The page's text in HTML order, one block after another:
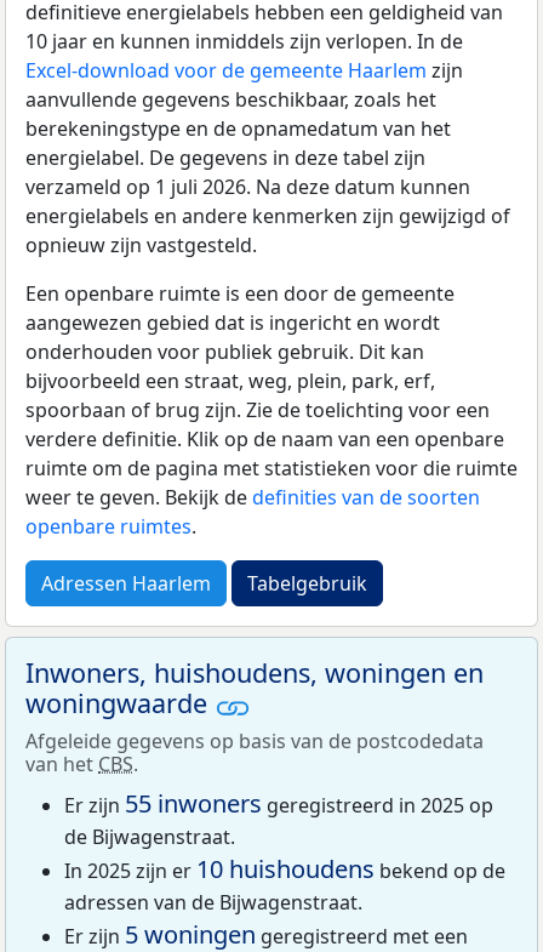
definitieve energielabels hebben een geldigheid van
10 jaar en kunnen inmiddels zijn verlopen. In de
Excel-download voor de gemeente Haarlem zijn
aanvullende gegevens beschikbaar, zoals het
berekeningstype en de opnamedatum van het
energielabel. De gegevens in deze tabel zijn
verzameld op 1 juli 2026. Na deze datum kunnen
energielabels en andere kenmerken zijn gewijzigd of
opnieuw zijn vastgesteld.
Een openbare ruimte is een door de gemeente
aangewezen gebied dat is ingericht en wordt
onderhouden voor publiek gebruik. Dit kan
bijvoorbeeld een straat, weg, plein, park, erf,
spoorbaan of brug zijn. Zie de toelichting voor een
verdere definitie. Klik op de naam van een openbare
ruimte om de pagina met statistieken voor die ruimte
weer te geven. Bekijk dedefinities van de soorten
openbare ruimtes.
Adressen Haarlem Tabelgebruik
Inwoners, huishoudens, woningen en
woningwaarde
Afgeleide gegevens op basis van de postcodedata
van het CBS.
Er zijn 55 inwoners geregistreerd in 2025 op
de Bijwagenstraat.
In 2025 zijn er 10 huishoudens bekend op de
adressen van de Bijwagenstraat.
Er zijn 5 woningen geregistreerd met een